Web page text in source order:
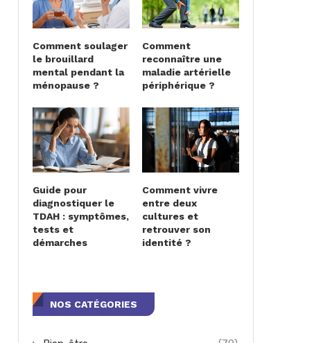
Comment soulager
le brouillard
mental pendant la
ménopause ?
Comment
reconnaître une
maladie artérielle
périphérique ?
Guide pour
diagnostiquer le
TDAH : symptômes,
tests et
démarches
Comment vivre
entre deux
cultures et
retrouver son
identité ?
NOS CATÉGORIES